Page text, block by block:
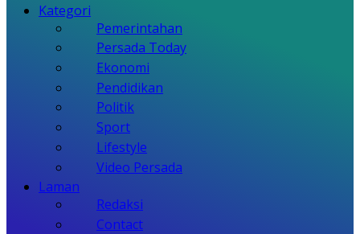
Kategori
Pemerintahan
Persada Today
Ekonomi
Pendidikan
Politik
Sport
Lifestyle
Video Persada
Laman
Redaksi
Contact